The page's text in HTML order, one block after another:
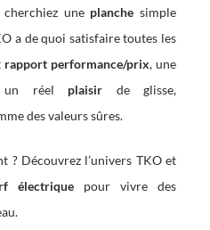
une planche simple
a de quoi satisfaire toutes les
rapport performance/prix, une
un réel plaisir de glisse,
des valeurs sûres.
? Découvrez l’univers TKO et
électrique pour vivre des